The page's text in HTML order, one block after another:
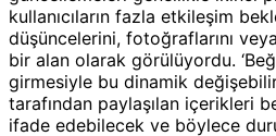
kullanıcıların fazla etkileşim
düşüncelerini, fotoğraflarını
bir alan olarak görülüyordu.
girmesiyle bu dinamik
tarafından paylaşılan içerikleri
ifade edebilecek ve böylece